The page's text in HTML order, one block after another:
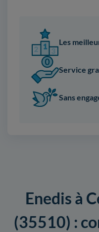
Les
Service
Sans
Enedis à
(35510) :